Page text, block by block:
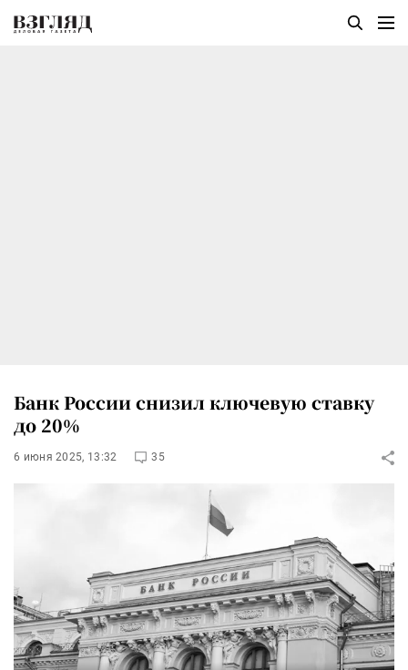
Банк России снизил ключевую ставку
до 20%
6 июня 2025, 13:32 35